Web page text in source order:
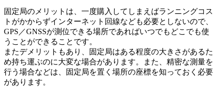
固定局のメリットは、一度購入してしまえばランニングコス
トがかからずインターネット回線なども必要としないので、
GPS／GNSSが測位できる場所であればいつでもどこでも使
うことができることです。
またデメリットもあり、固定局はある程度の大きさがあるた
め持ち運ぶのに大変な場合があります。また、精密な測量を
行う場合などは、固定局を置く場所の座標を知っておく必要
があります。